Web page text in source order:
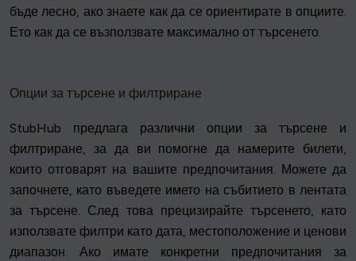
бъде лесно, ако знаете как да се ориентирате в опциите.
Ето как да се възползвате максимално от търсенето.
Опции за търсене и филтриране
StubHub предлага различни опции за търсене и
филтриране, за да ви помогне да намерите билети,
които отговарят на вашите предпочитания. Можете да
започнете, като въведете името на събитието в лентата
за търсене. След това прецизирайте търсенето, като
използвате филтри като дата, местоположение и ценови
диапазон. Ако имате конкретни предпочитания за